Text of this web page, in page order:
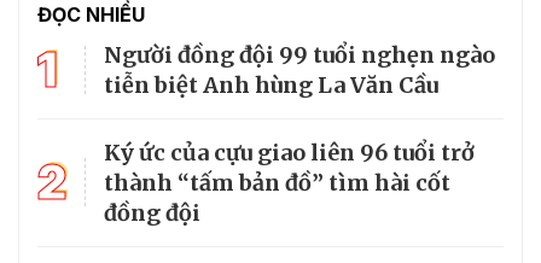
ĐỌC NHIỀU
1
Người đồng đội 99 tuổi nghẹn ngào
tiễn biệt Anh hùng La Văn Cầu
2
Ký ức của cựu giao liên 96 tuổi trở
thành “tấm bản đồ” tìm hài cốt
đồng đội